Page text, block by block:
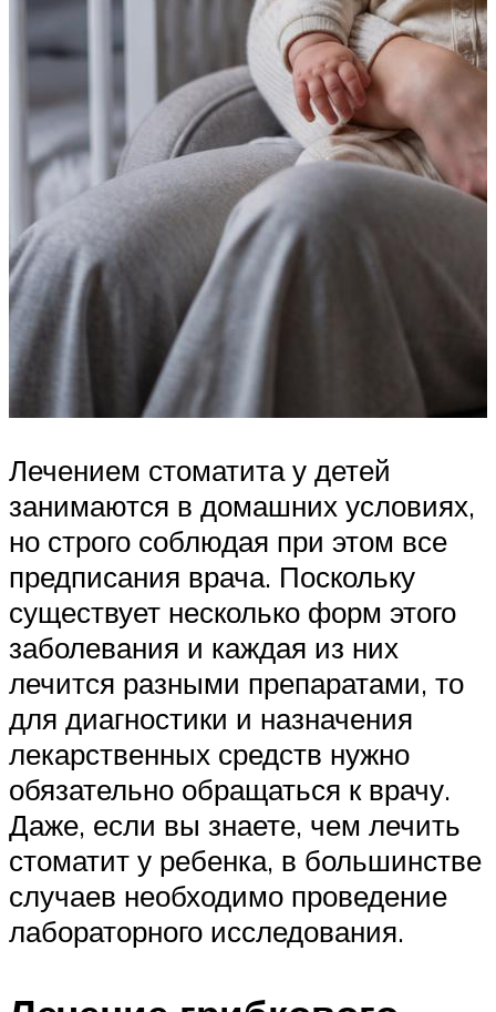
Лечением стоматита у детей
занимаются в домашних условиях,
но строго соблюдая при этом все
предписания врача. Поскольку
существует несколько форм этого
заболевания и каждая из них
лечится разными препаратами, то
для диагностики и назначения
лекарственных средств нужно
обязательно обращаться к врачу.
Даже, если вы знаете, чем лечить
стоматит у ребенка, в большинстве
случаев необходимо проведение
лабораторного исследования.